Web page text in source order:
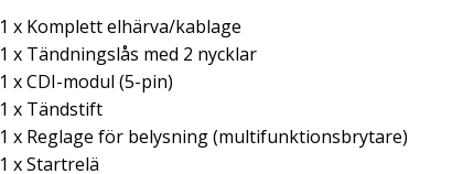
1 x Komplett elhärva/kablage
1 x Tändningslås med 2 nycklar
1 x CDI-modul (5-pin)
1 x Tändstift
1 x Reglage för belysning (multifunktionsbrytare)
1 x Startrelä